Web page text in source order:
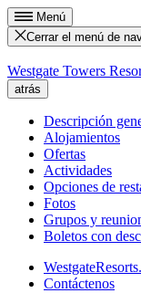
Menú
Cerrar el menú de
Westgate Towers
atrás
Descripción
Alojamientos
Ofertas
Actividades
Opciones de
Fotos
Grupos y
Boletos con
Contáctenos